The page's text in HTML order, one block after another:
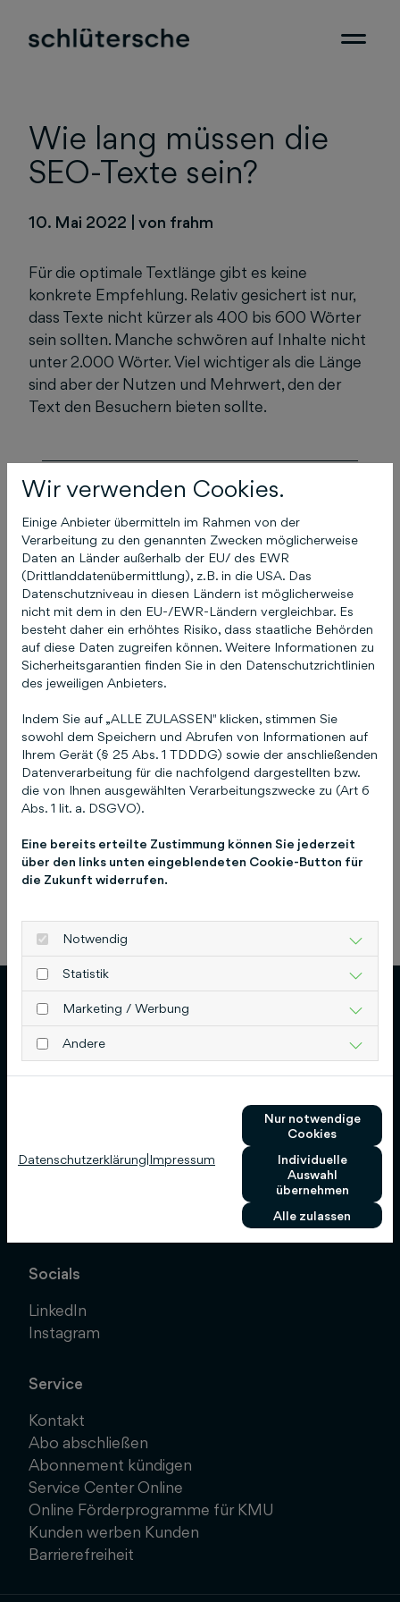
Wie lang müssen die
SEO-Texte sein?
10. Mai 2022 von frahm
Für die optimale Textlänge gibt es keine
konkrete Empfehlung. Relativ gesichert ist nur,
dass Texte nicht kürzer als 400 bis 600 Wörter
sein sollten. Manche schwören auf Inhalte nicht
unter 2.000 Wörter. Viel wichtiger als die Länge
sind aber der Nutzen und Mehrwert, den der
Text den Besuchern bieten sollte.
Das könnte Sie auch
interessieren
Ich habe meine
Zugangsdaten (E-Mail
und / oder Passwort) zu
COCO vergessen!
17. April 2025
Previous
Next
Schlütersche Verlagsgesellschaft mbH & Co.
30173 Hannover
Socials
LinkedIn
Instagram
Service
Kontakt
Abo abschließen
Abonnement kündigen
Service Center Online
Online Förderprogramme für KMU
Kunden werben Kunden
Barrierefreiheit
Wir verwenden Cookies.
Einige Anbieter übermitteln im Rahmen von der
Verarbeitung zu den genannten Zwecken möglicherweise
Daten an Länder außerhalb der EU/ des EWR
(Drittlanddatenübermittlung), z.B. in die USA. Das
Datenschutzniveau in diesen Ländern ist möglicherweise
nicht mit dem in den EU-/EWR-Ländern vergleichbar. Es
besteht daher ein erhöhtes Risiko, dass staatliche Behörden
auf diese Daten zugreifen können. Weitere Informationen zu
Sicherheitsgarantien finden Sie in den Datenschutzrichtlinien
des jeweiligen Anbieters.
Indem Sie auf „ALLE ZULASSEN" klicken, stimmen Sie
sowohl dem Speichern und Abrufen von Informationen auf
Ihrem Gerät (§ 25 Abs. 1 TDDDG) sowie der anschließenden
Datenverarbeitung für die nachfolgend dargestellten bzw.
die von Ihnen ausgewählten Verarbeitungszwecke zu (Art 6
Abs. 1 lit. a. DSGVO).
Eine bereits erteilte Zustimmung können Sie jederzeit
über den links unten eingeblendeten Cookie-Button für
die Zukunft widerrufen.
Notwendig
Statistik
Marketing / Werbung
Andere
Datenschutzerklärung Impressum
Nur notwendige
Cookies
Individuelle
Auswahl
übernehmen
Alle zulassen